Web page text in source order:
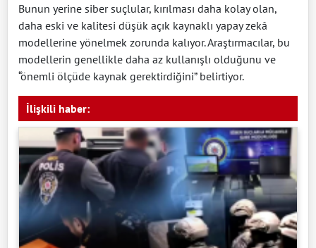
Bunun yerine siber suçlular, kırılması daha kolay olan,
daha eski ve kalitesi düşük açık kaynaklı yapay zekâ
modellerine yönelmek zorunda kalıyor. Araştırmacılar, bu
modellerin genellikle daha az kullanışlı olduğunu ve
“önemli ölçüde kaynak gerektirdiğini” belirtiyor.
İlişkili haber: